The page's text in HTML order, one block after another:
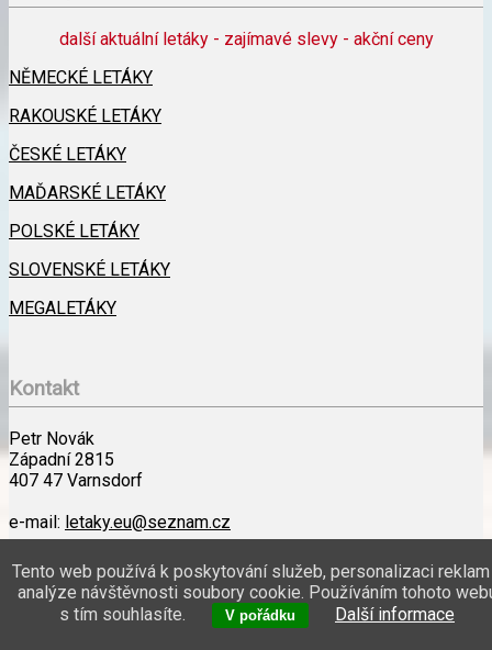
další aktuální letáky - zajímavé slevy - akční ceny
NĚMECKÉ LETÁKY
RAKOUSKÉ LETÁKY
ČESKÉ LETÁKY
MAĎARSKÉ LETÁKY
POLSKÉ LETÁKY
SLOVENSKÉ LETÁKY
MEGALETÁKY
Kontakt
Petr Novák
Západní 2815
407 47 Varnsdorf
e-mail: letaky.eu@seznam.cz
Kontakt
Petr Novák | Západní 2815, 407 47 Varnsdorf | e-mail:
Tento web používá k poskytování služeb, personalizaci reklam
analýze návštěvnosti soubory cookie. Používáním tohoto
s tím souhlasíte.
V pořádku Další informace